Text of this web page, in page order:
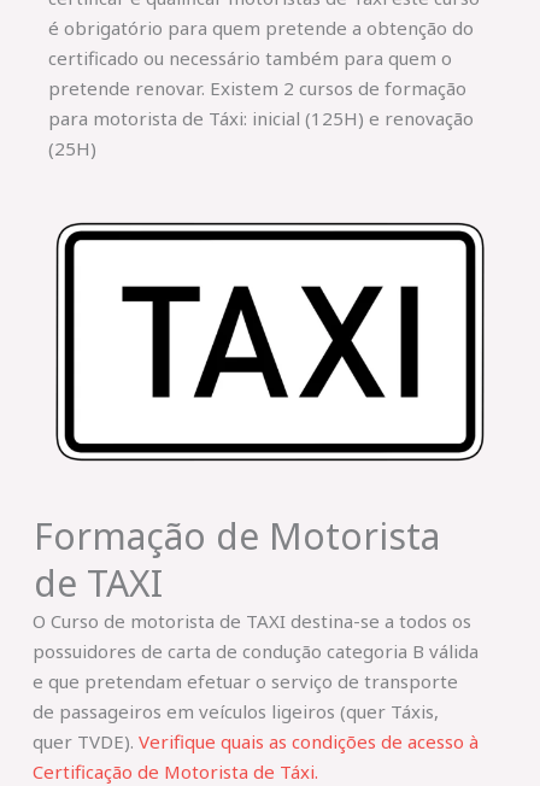
é obrigatório para quem pretende a obtenção do
certificado ou necessário também para quem o
pretende renovar. Existem 2 cursos de formação
para motorista de Táxi: inicial (125H) e renovação
(25H)
Formação de Motorista
de TAXI
O Curso de motorista de TAXI destina-se a todos os
possuidores de carta de condução categoria B válida
e que pretendam efetuar o serviço de transporte
de passageiros em veículos ligeiros (quer Táxis,
quer TVDE). Verifique quais as condições de acesso à
Certificação de Motorista de Táxi.